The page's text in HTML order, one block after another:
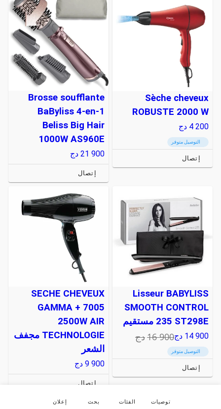
Sèche cheveux
ROBUSTE 2000 W
4 200 دج
التوصيل متوفر
إتصال
Brosse soufflante
BaByliss 4-en-1
Beliss Big Hair
1000W AS960E
21 900 دج
إتصال
Lisseur BABYLISS
SMOOTH CONTROL
235 ST298E مستقيم
14 900 دج16 900دج
التوصيل متوفر
إتصال
SECHE CHEVEUX
GAMMA + 7005
2500W AIR
TECHNOLOGIE مجفف
الشعر
9 900 دج
إتصال
توصيات الفئات بحث إعلان